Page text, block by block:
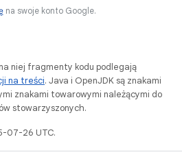
na swoje konto Google.
niej fragmenty kodu podlegają
na treści. Java i OpenJDK są znakami
znakami towarowymi należącymi do
stowarzyszonych.
07-26 UTC.